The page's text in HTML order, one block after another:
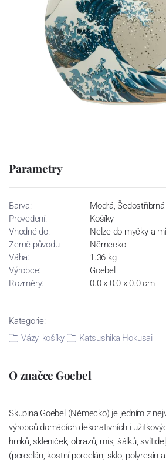
Parametry
Barva:
Modrá, Šedostříbrná
Provedení:
Košíky
Vhodné do:
Nelze do myčky a
Země původu:
Německo
Váha:
1.36 kg
Výrobce:
Goebel
Rozměry:
0.0 x 0.0 x 0.0 cm
Kategorie:
Vázy, košíky
Katsushika Hokusai
O značce Goebel
Skupina Goebel (Německo) je jedním z
výrobců domácích dekorativních i
hrnků, skleniček, obrazů, mis, šálků,
(porcelán, kostní porcelán, sklo, polyresin